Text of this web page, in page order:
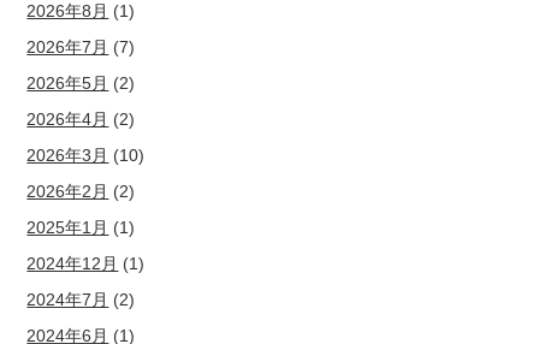
2026年8月 (1)
2026年7月 (7)
2026年5月 (2)
2026年4月 (2)
2026年3月 (10)
2026年2月 (2)
2025年1月 (1)
2024年12月 (1)
2024年7月 (2)
2024年6月 (1)